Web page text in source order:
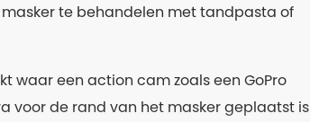
te behandelen met tandpasta of
waar een action cam zoals een GoPro
voor de rand van het masker geplaatst is